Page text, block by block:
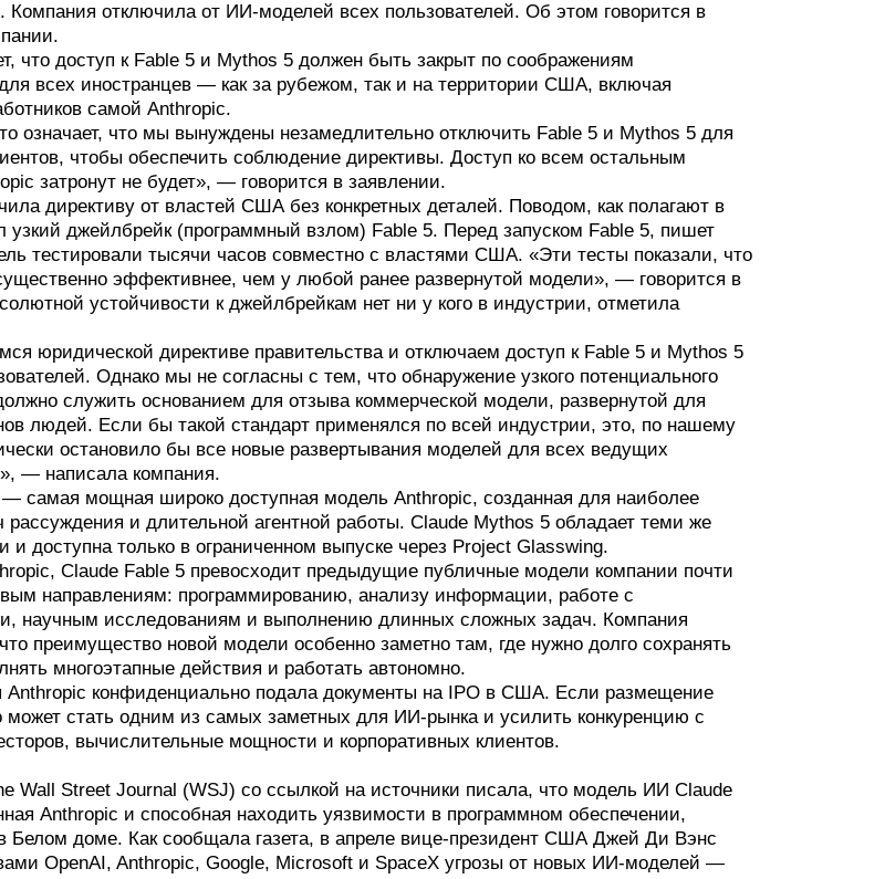
Компания отключила от ИИ-моделей всех пользователей. Об этом говорится в
что доступ к Fable 5 и Mythos 5 должен быть закрыт по соображениям
всех иностранцев — как за рубежом, так и на территории США, включая
самой Anthropic.
означает, что мы вынуждены незамедлительно отключить Fable 5 и Mythos 5 для
чтобы обеспечить соблюдение директивы. Доступ ко всем остальным
затронут не будет», — говорится в заявлении.
директиву от властей США без конкретных деталей. Поводом, как полагают в
узкий джейлбрейк (программный взлом) Fable 5. Перед запуском Fable 5, пишет
тестировали тысячи часов совместно с властями США. «Эти тесты показали, что
эффективнее, чем у любой ранее развернутой модели», — говорится в
устойчивости к джейлбрейкам нет ни у кого в индустрии, отметила
юридической директиве правительства и отключаем доступ к Fable 5 и Mythos 5
Однако мы не согласны с тем, что обнаружение узкого потенциального
служить основанием для отзыва коммерческой модели, развернутой для
людей. Если бы такой стандарт применялся по всей индустрии, это, по нашему
остановило бы все новые развертывания моделей для всех ведущих
— написала компания.
— самая мощная широко доступная модель Anthropic, созданная для наиболее
рассуждения и длительной агентной работы. Claude Mythos 5 обладает теми же
и доступна только в ограниченном выпуске через Project Glasswing.
Claude Fable 5 превосходит предыдущие публичные модели компании почти
направлениям: программированию, анализу информации, работе с
научным исследованиям и выполнению длинных сложных задач. Компания
преимущество новой модели особенно заметно там, где нужно долго сохранять
многоэтапные действия и работать автономно.
Anthropic конфиденциально подала документы на IPO в США. Если размещение
может стать одним из самых заметных для ИИ-рынка и усилить конкуренцию с
вычислительные мощности и корпоративных клиентов.
Wall Street Journal (WSJ) со ссылкой на источники писала, что модель ИИ Claude
Anthropic и способная находить уязвимости в программном обеспечении,
Белом доме. Как сообщала газета, в апреле вице-президент США Джей Ди Вэнс
OpenAI, Anthropic, Google, Microsoft и SpaceX угрозы от новых ИИ-моделей —